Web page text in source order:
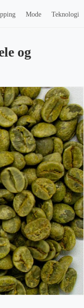
Mode Teknologi
og